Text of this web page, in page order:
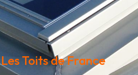
Les Toits de France